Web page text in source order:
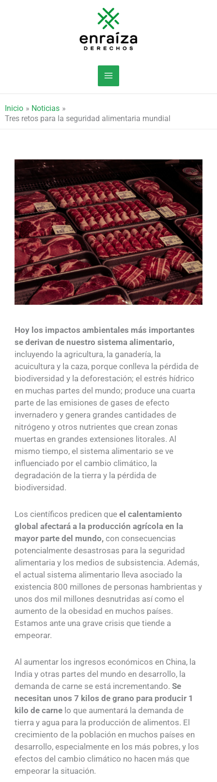
Inicio
Noticias
Tres retos para la seguridad alimentaria mundial
Hoy los impactos ambientales más importantes
se derivan de nuestro sistema alimentario,
incluyendo la agricultura, la ganadería, la
acuicultura y la caza, porque conlleva la pérdida de
biodiversidad y la deforestación; el estrés hídrico
en muchas partes del mundo; produce una cuarta
parte de las emisiones de gases de efecto
invernadero y genera grandes cantidades de
nitrógeno y otros nutrientes que crean zonas
muertas en grandes extensiones litorales. Al
mismo tiempo, el sistema alimentario se ve
influenciado por el cambio climático, la
degradación de la tierra y la pérdida de
biodiversidad.
Los científicos predicen que el calentamiento
global afectará a la producción agrícola en la
mayor parte del mundo, con consecuencias
potencialmente desastrosas para la seguridad
alimentaria y los medios de subsistencia. Además,
el actual sistema alimentario lleva asociado la
existencia 800 millones de personas hambrientas y
unos dos mil millones desnutridas así como el
aumento de la obesidad en muchos países.
Estamos ante una grave crisis que tiende a
empeorar.
Al aumentar los ingresos económicos en China, la
India y otras partes del mundo en desarrollo, la
demanda de carne se está incrementando. Se
necesitan unos 7 kilos de grano para producir 1
kilo de carne lo que aumentará la demanda de
tierra y agua para la producción de alimentos. El
crecimiento de la población en muchos países en
desarrollo, especialmente en los más pobres, y los
efectos del cambio climático no hacen más que
empeorar la situación.